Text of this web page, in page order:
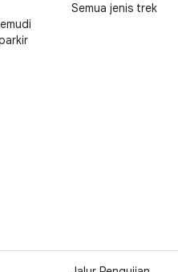
Semua jenis trek